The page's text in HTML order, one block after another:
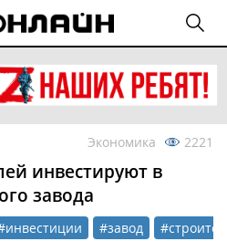
Экономика 2221
инвестируют в
завода
#завод